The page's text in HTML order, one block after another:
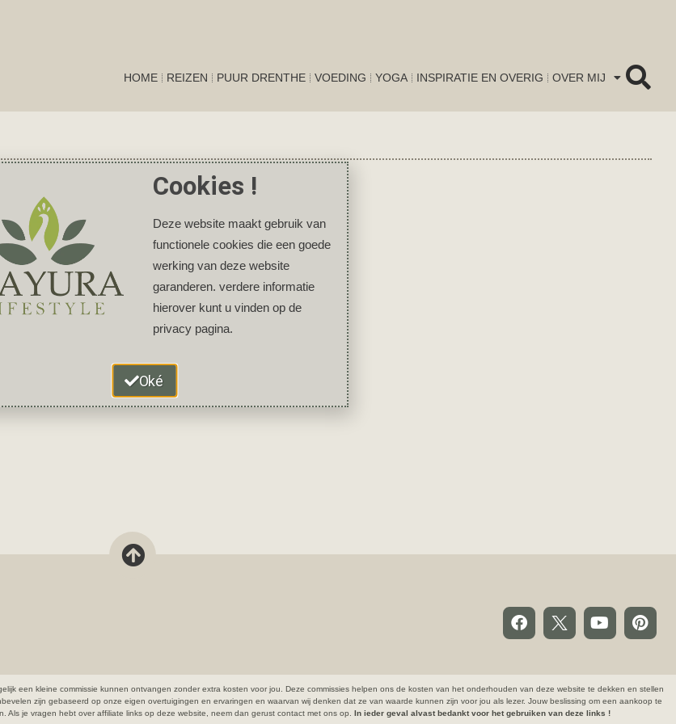
HOME REIZEN PUUR DRENTHE VOEDING YOGA INSPIRATIE EN OVERIG OVER MIJ
een kleine commissie kunnen ontvangen zonder extra kosten voor jou. Deze commissies helpen ons de kosten van het onderhouden van deze website te dekken en stellen
zijn gebaseerd op onze eigen overtuigingen en ervaringen en waarvan wij denken dat ze van waarde kunnen zijn voor jou als lezer. Jouw beslissing om een aankoop te
je vragen hebt over affiliate links op deze website, neem dan gerust contact met ons op.
In ieder geval alvast bedankt voor het gebruiken van deze links !
Cookies !
Deze website maakt gebruik van
functionele cookies die een goede
werking van deze website
garanderen. verdere informatie
hierover kunt u vinden op de
privacy pagina.
Oké